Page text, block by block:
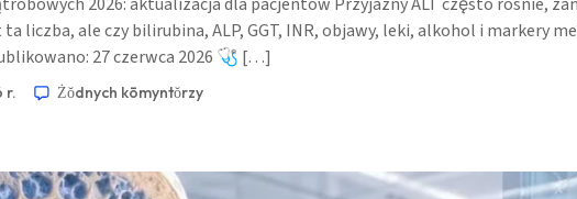
liczba, ale czy bilirubina, ALP, GGT, INR, objawy, leki, alkohol i markery
27 czerwca 2026 🩺 […]
r. Żŏdnych kōmyntŏrzy